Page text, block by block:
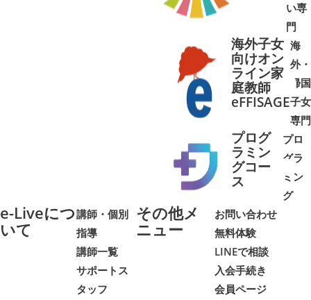
い専
門
海外子女
向けオン
ライン家
庭教師
eFFISAGE
海
外・
帰国
子女
専門
➜➜
プログ
ラミン
グコー
ス
プロ
グラ
ミン
グ
➜➜
e-Liveにつ
いて
講師・個別
指導
講師一覧
サポートス
タッフ
その他メ
ニュー
お問い合わせ
無料体験
LINEで相談
入会手続き
会員ページ